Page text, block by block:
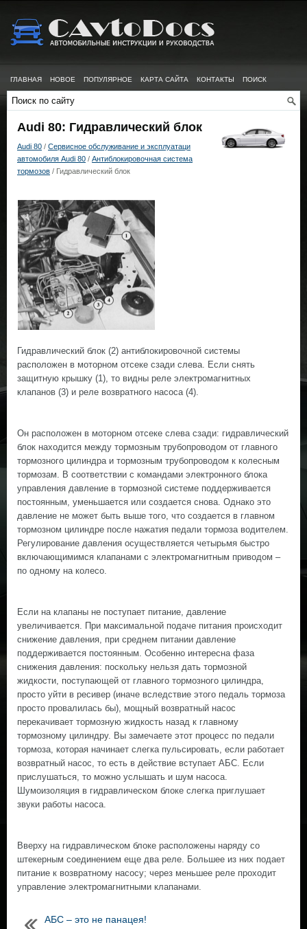
ГЛАВНАЯ НОВОЕ ПОПУЛЯРНОЕ КАРТА САЙТА КОНТАКТЫ ПОИСК
Audi 80: Гидравлический блок
Audi 80 / Сервисное обслуживание и эксплуатаци
автомобиля Audi 80 / Антиблокировочная система
тормозов / Гидравлический блок
Гидравлический блок (2) антиблокировочной системы
расположен в моторном отсеке сзади слева. Если снять
защитную крышку (1), то видны реле электромагнитных
клапанов (3) и реле возвратного насоса (4).
Он расположен в моторном отсеке слева сзади: гидравлический
блок находится между тормозным трубопроводом от главного
тормозного цилиндра и тормозным трубопроводом к колесным
тормозам. В соответствии с командами электронного блока
управления давление в тормозной системе поддерживается
постоянным, уменьшается или создается снова. Однако это
давление не может быть выше того, что создается в главном
тормозном цилиндре после нажатия педали тормоза водителем.
Регулирование давления осуществляется четырьмя быстро
включающимимся клапанами с электромагнитным приводом –
по одному на колесо.
Если на клапаны не поступает питание, давление
увеличивается. При максимальной подаче питания происходит
снижение давления, при среднем питании давление
поддерживается постоянным. Особенно интересна фаза
снижения давления: поскольку нельзя дать тормозной
жидкости, поступающей от главного тормозного цилиндра,
просто уйти в ресивер (иначе вследствие этого педаль тормоза
просто провалилась бы), мощный возвратный насос
перекачивает тормозную жидкость назад к главному
тормозному цилиндру. Вы замечаете этот процесс по педали
тормоза, которая начинает слегка пульсировать, если работает
возвратный насос, то есть в действие вступает АБС. Если
прислушаться, то можно услышать и шум насоса.
Шумоизоляция в гидравлическом блоке слегка приглушает
звуки работы насоса.
Вверху на гидравлическом блоке расположены наряду со
штекерным соединением еще два реле. Большее из них подает
питание к возвратному насосу; через меньшее реле проходит
управление электромагнитными клапанами.
АБС – это не панацея!